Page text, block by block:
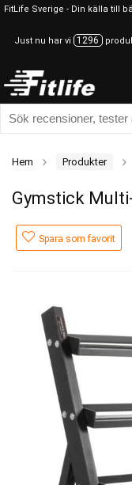
FitLife Sverige - Din källa till
Just nu har vi 1296
Hem Produkter
Gymstick
Spara som favorit